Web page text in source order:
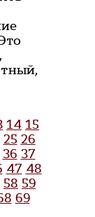
14 15
25 26
36 37
47 48
58 59
69